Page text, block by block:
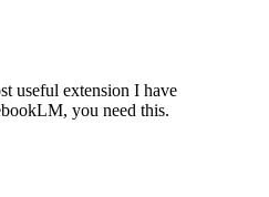
useful extension I have
you need this.